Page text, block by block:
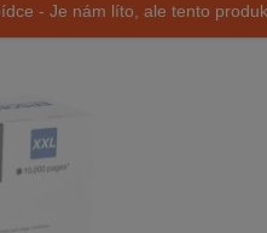
- Je nám líto, ale tento